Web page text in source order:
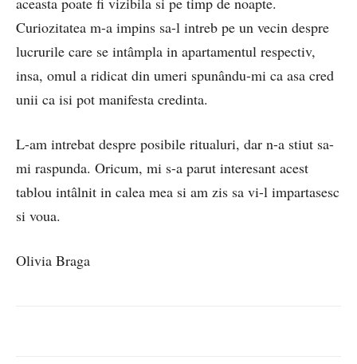
Curiozitatea m-a impins sa-l intreb pe un vecin despre
lucrurile care se intâmpla in apartamentul respectiv,
insa, omul a ridicat din umeri spunându-mi ca asa cred
unii ca isi pot manifesta credinta.
L-am intrebat despre posibile ritualuri, dar n-a stiut sa-
mi raspunda. Oricum, mi s-a parut interesant acest
tablou intâlnit in calea mea si am zis sa vi-l impartasesc
si voua.
Olivia Braga